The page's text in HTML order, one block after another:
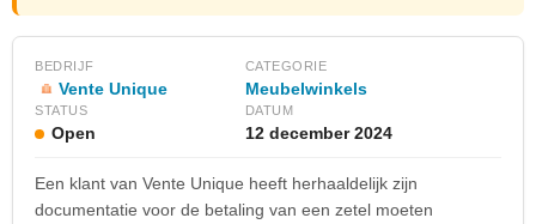
BEDRIJF
Vente Unique
CATEGORIE
Meubelwinkels
STATUS
Open
DATUM
12 december 2024
Een klant van Vente Unique heeft herhaaldelijk zijn
documentatie voor de betaling van een zetel moeten